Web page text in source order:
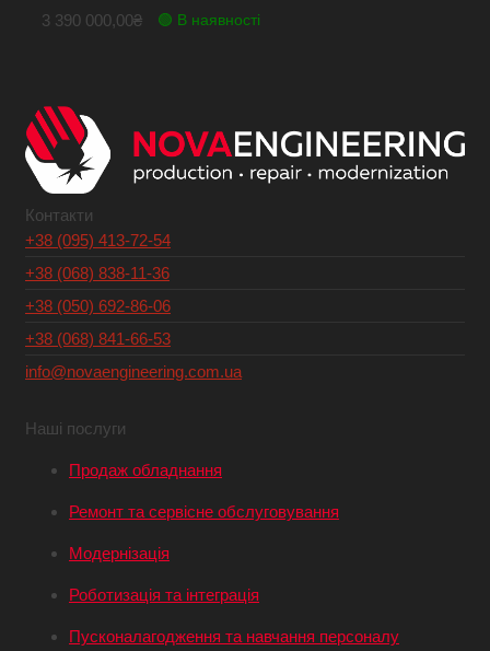
3 390 000,00₴ 🟢 В наявності
Контакти
+38 (095) 413-72-54
+38 (068) 838-11-36
+38 (050) 692-86-06
+38 (068) 841-66-53
info@novaengineering.com.ua
Наші послуги
Продаж обладнання
Ремонт та сервісне обслуговування
Модернізація
Роботизація та інтеграція
Пусконалагодження та навчання персоналу